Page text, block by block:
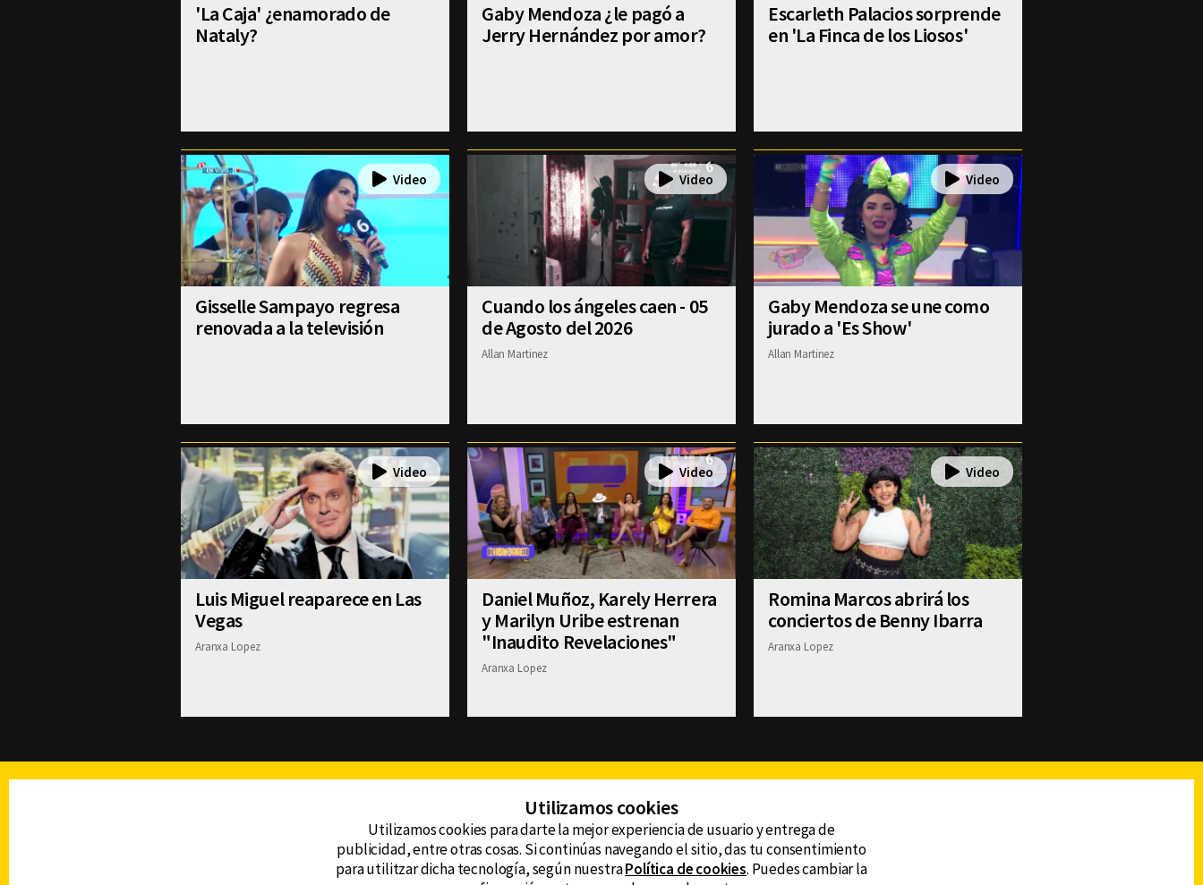
'La Caja' ¿enamorado de
Nataly?
Gaby Mendoza ¿le pagó a
Jerry Hernández por amor?
Escarleth Palacios sorprende
en 'La Finca de los Liosos'
Gisselle Sampayo regresa
renovada a la televisión
Cuando los ángeles caen - 05
de Agosto del 2026
Allan Martinez
Gaby Mendoza se une como
jurado a 'Es Show'
Allan Martinez
Luis Miguel reaparece en Las
Vegas
Aranxa Lopez
Daniel Muñoz, Karely Herrera
y Marilyn Uribe estrenan
"Inaudito Revelaciones"
Aranxa Lopez
Romina Marcos abrirá los
conciertos de Benny Ibarra
Aranxa Lopez
DERECHOS RESERVADOS © CANAL 6 2026
Prohibida la reproducción total o parcial, incluyendo
CONTACTO
AVISO DE PRIVACIDAD
Utilizamos cookies
Utilizamos cookies para darte la mejor experiencia de usuario y entrega de
publicidad, entre otras cosas. Si continúas navegando el sitio, das tu consentimiento
para utilitzar dicha tecnología, según nuestraPolítica de cookies. Puedes cambiar la